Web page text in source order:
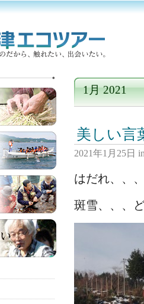
1月 2021
美しい言
2021年1月25日
はだれ、、
斑雪、、、